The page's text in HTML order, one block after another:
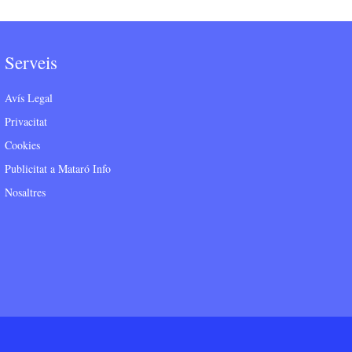
Serveis
Avís Legal
Privacitat
Cookies
Publicitat a Mataró Info
Nosaltres